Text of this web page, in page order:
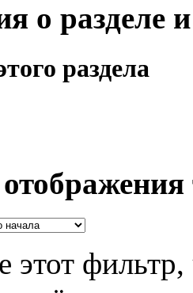
о разделе
раздела
этот